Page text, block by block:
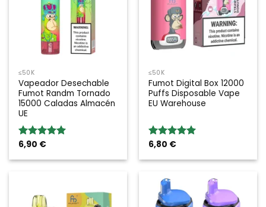
≤50K
Vapeador Desechable
Fumot Randm Tornado
15000 Caladas Almacén
UE
Valoración:
5
6,90 €
≤50K
Fumot Digital Box 12000
Puffs Disposable Vape
EU Warehouse
Valoración:
5
6,80 €